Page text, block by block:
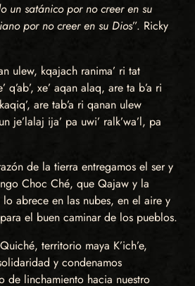
un satánico por no creer en su
por no creer en su Dios”. Ricky
ulew, kqajach ranima’ ri tat
xe’ aqan alaq, are ta b’a ri
are tab’a ri qanan ulew
je’lalaj ija’ pa uwi’ ralk’wa’l, pa
de la tierra entregamos el ser y
Choc Ché, que Qajaw y la
abrece en las nubes, en el aire y
el buen caminar de los pueblos.
territorio maya K’ich’e,
y condenamos
de linchamiento hacia nuestro